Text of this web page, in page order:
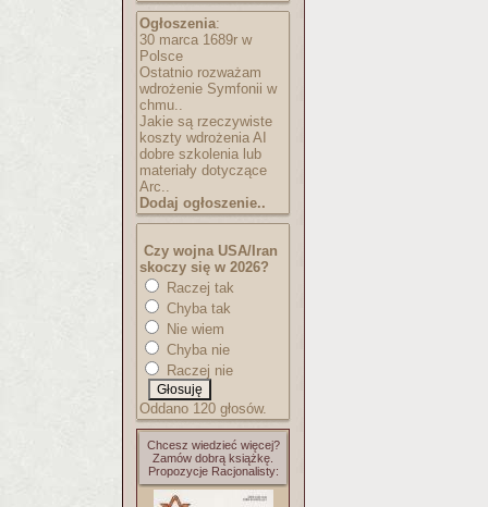
Ogłoszenia:
30 marca 1689r w
Polsce
Ostatnio rozważam
wdrożenie Symfonii w
chmu..
Jakie są rzeczywiste
koszty wdrożenia AI
dobre szkolenia lub
materiały dotyczące
Arc..
Dodaj ogłoszenie..
Czy wojna USA/Iran
skoczy się w 2026?
Raczej tak
Chyba tak
Nie wiem
Chyba nie
Raczej nie
Oddano 120 głosów.
Chcesz wiedzieć więcej?
Zamów dobrą książkę.
Propozycje Racjonalisty: